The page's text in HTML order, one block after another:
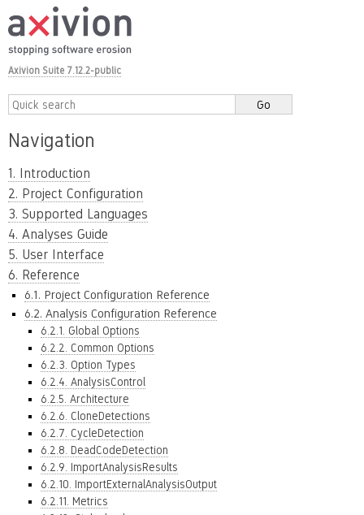
Axivion Suite 7.12.2-public
Navigation
1. Introduction
2. Project Configuration
3. Supported Languages
4. Analyses Guide
5. User Interface
6. Reference
6.1. Project Configuration Reference
6.2. Analysis Configuration Reference
6.2.1. Global Options
6.2.2. Common Options
6.2.3. Option Types
6.2.4. AnalysisControl
6.2.5. Architecture
6.2.6. CloneDetections
6.2.7. CycleDetection
6.2.8. DeadCodeDetection
6.2.9. ImportAnalysisResults
6.2.10. ImportExternalAnalysisOutput
6.2.11. Metrics